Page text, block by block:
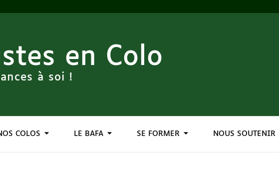
en Colo
à soi !
COLOS LE BAFA SE FORMER NOUS SOUTENIR